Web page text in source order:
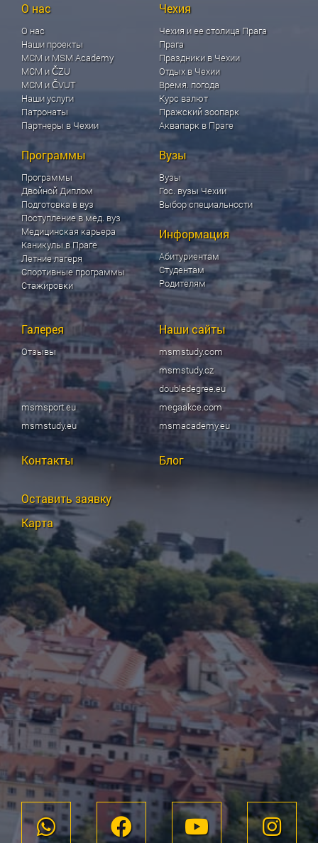
О нас
О нас
Наши проекты
МСМ и MSM Academy
МСМ и ČZU
МСМ и ČVUT
Наши услуги
Патронаты
Партнеры в Чехии
Чехия
Чехия и ее столица Прага
Прага
Праздники в Чехии
Отдых в Чехии
Время. погода
Курс валют
Пражский зоопарк
Аквапарк в Праге
Программы
Программы
Двойной Диплом
Подготовка в вуз
Поступление в мед. вуз
Медицинская карьера
Каникулы в Праге
Летние лагеря
Спортивные программы
Стажировки
Вузы
Вузы
Гос. вузы Чехии
Выбор специальности
Информация
Абитуриентам
Студентам
Родителям
Галерея
Отзывы
Наши сайты
msmstudy.com
msmstudy.cz
doubledegree.eu
msmsport.eu
msmstudy.eu
megaakce.com
msmacademy.eu
Контакты Блог
Оставить заявку
Карта